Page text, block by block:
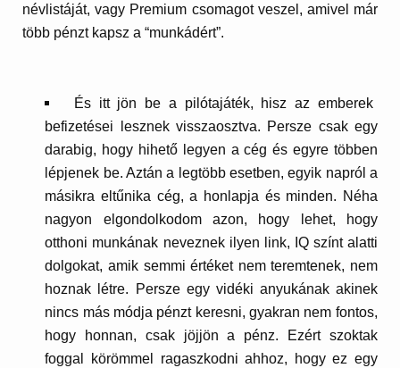
névlistáját, vagy Premium csomagot veszel, amivel már
több pénzt kapsz a “munkádért”.
És itt jön be a pilótajáték, hisz az emberek
befizetései lesznek visszaosztva. Persze csak egy
darabig, hogy hihető legyen a cég és egyre többen
lépjenek be. Aztán a legtöbb esetben, egyik napról a
másikra eltűnika cég, a honlapja és minden. Néha
nagyon elgondolkodom azon, hogy lehet, hogy
otthoni munkának neveznek ilyen link, IQ színt alatti
dolgokat, amik semmi értéket nem teremtenek, nem
hoznak létre. Persze egy vidéki anyukának akinek
nincs más módja pénzt keresni, gyakran nem fontos,
hogy honnan, csak jöjjön a pénz. Ezért szoktak
foggal körömmel ragaszkodni ahhoz, hogy ez egy